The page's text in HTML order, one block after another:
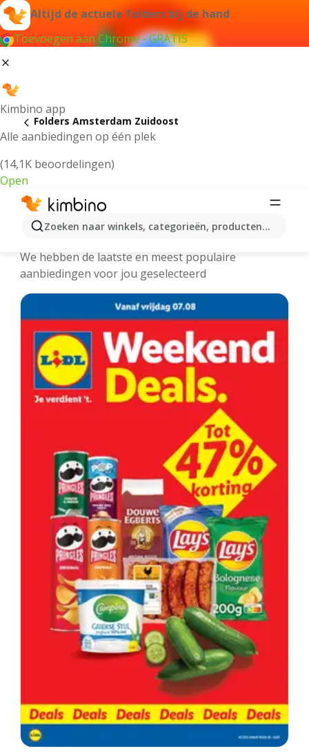
Altijd de actuele folders bij de hand
Toevoegen aan Chrome - GRATIS
Kimbino app
Alle aanbiedingen op één plek
(14,1K beoordelingen)
Open
Zoeken naar winkels, categorieën, producten...
Folders Amsterdam Zuidoost
Amsterdam Zuidoost - Meest
We hebben de laatste en meest populaire
aanbiedingen voor jou geselecteerd